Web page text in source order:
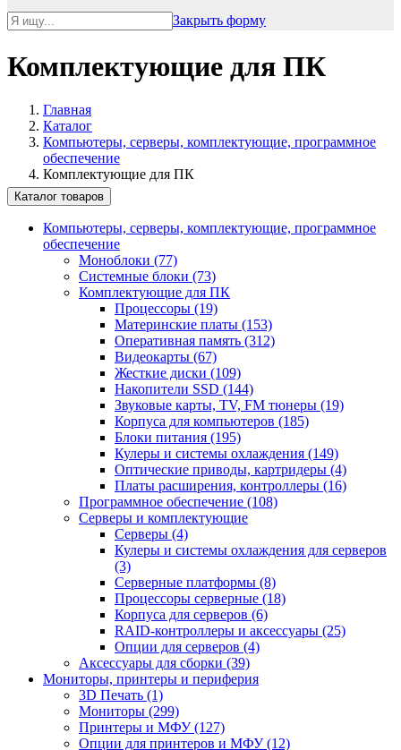
Закрыть форму
Комплектующие для ПК
Главная
Каталог
Компьютеры, серверы, комплектующие, программное
обеспечение
Комплектующие для ПК
Каталог товаров
Компьютеры, серверы, комплектующие, программное
обеспечение
Моноблоки (77)
Системные блоки (73)
Комплектующие для ПК
Процессоры (19)
Материнские платы (153)
Оперативная память (312)
Видеокарты (67)
Жесткие диски (109)
Накопители SSD (144)
Звуковые карты, TV, FM тюнеры (19)
Корпуса для компьютеров (185)
Блоки питания (195)
Кулеры и системы охлаждения (149)
Оптические приводы, картридеры (4)
Платы расширения, контроллеры (16)
Программное обеспечение (108)
Серверы и комплектующие
Серверы (4)
Кулеры и системы охлаждения для серверов
(3)
Серверные платформы (8)
Процессоры серверные (18)
Корпуса для серверов (6)
RAID-контроллеры и аксессуары (25)
Опции для серверов (4)
Аксессуары для сборки (39)
Мониторы, принтеры и периферия
3D Печать (1)
Мониторы (299)
Принтеры и МФУ (127)
Опции для принтеров и МФУ (12)